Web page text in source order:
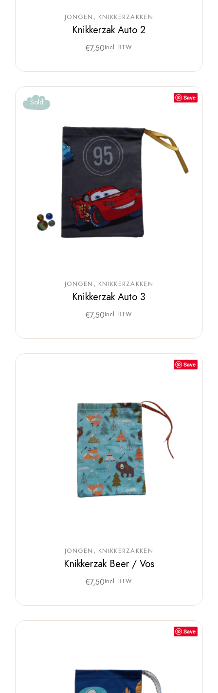
JONGEN KNIKKERZAKKEN
Knikkerzak Auto 2
€7,50Incl. BTW
Save
Sold
JONGEN KNIKKERZAKKEN
Knikkerzak Auto 3
€7,50Incl. BTW
Save
JONGEN KNIKKERZAKKEN
Knikkerzak Beer / Vos
€7,50Incl. BTW
Save